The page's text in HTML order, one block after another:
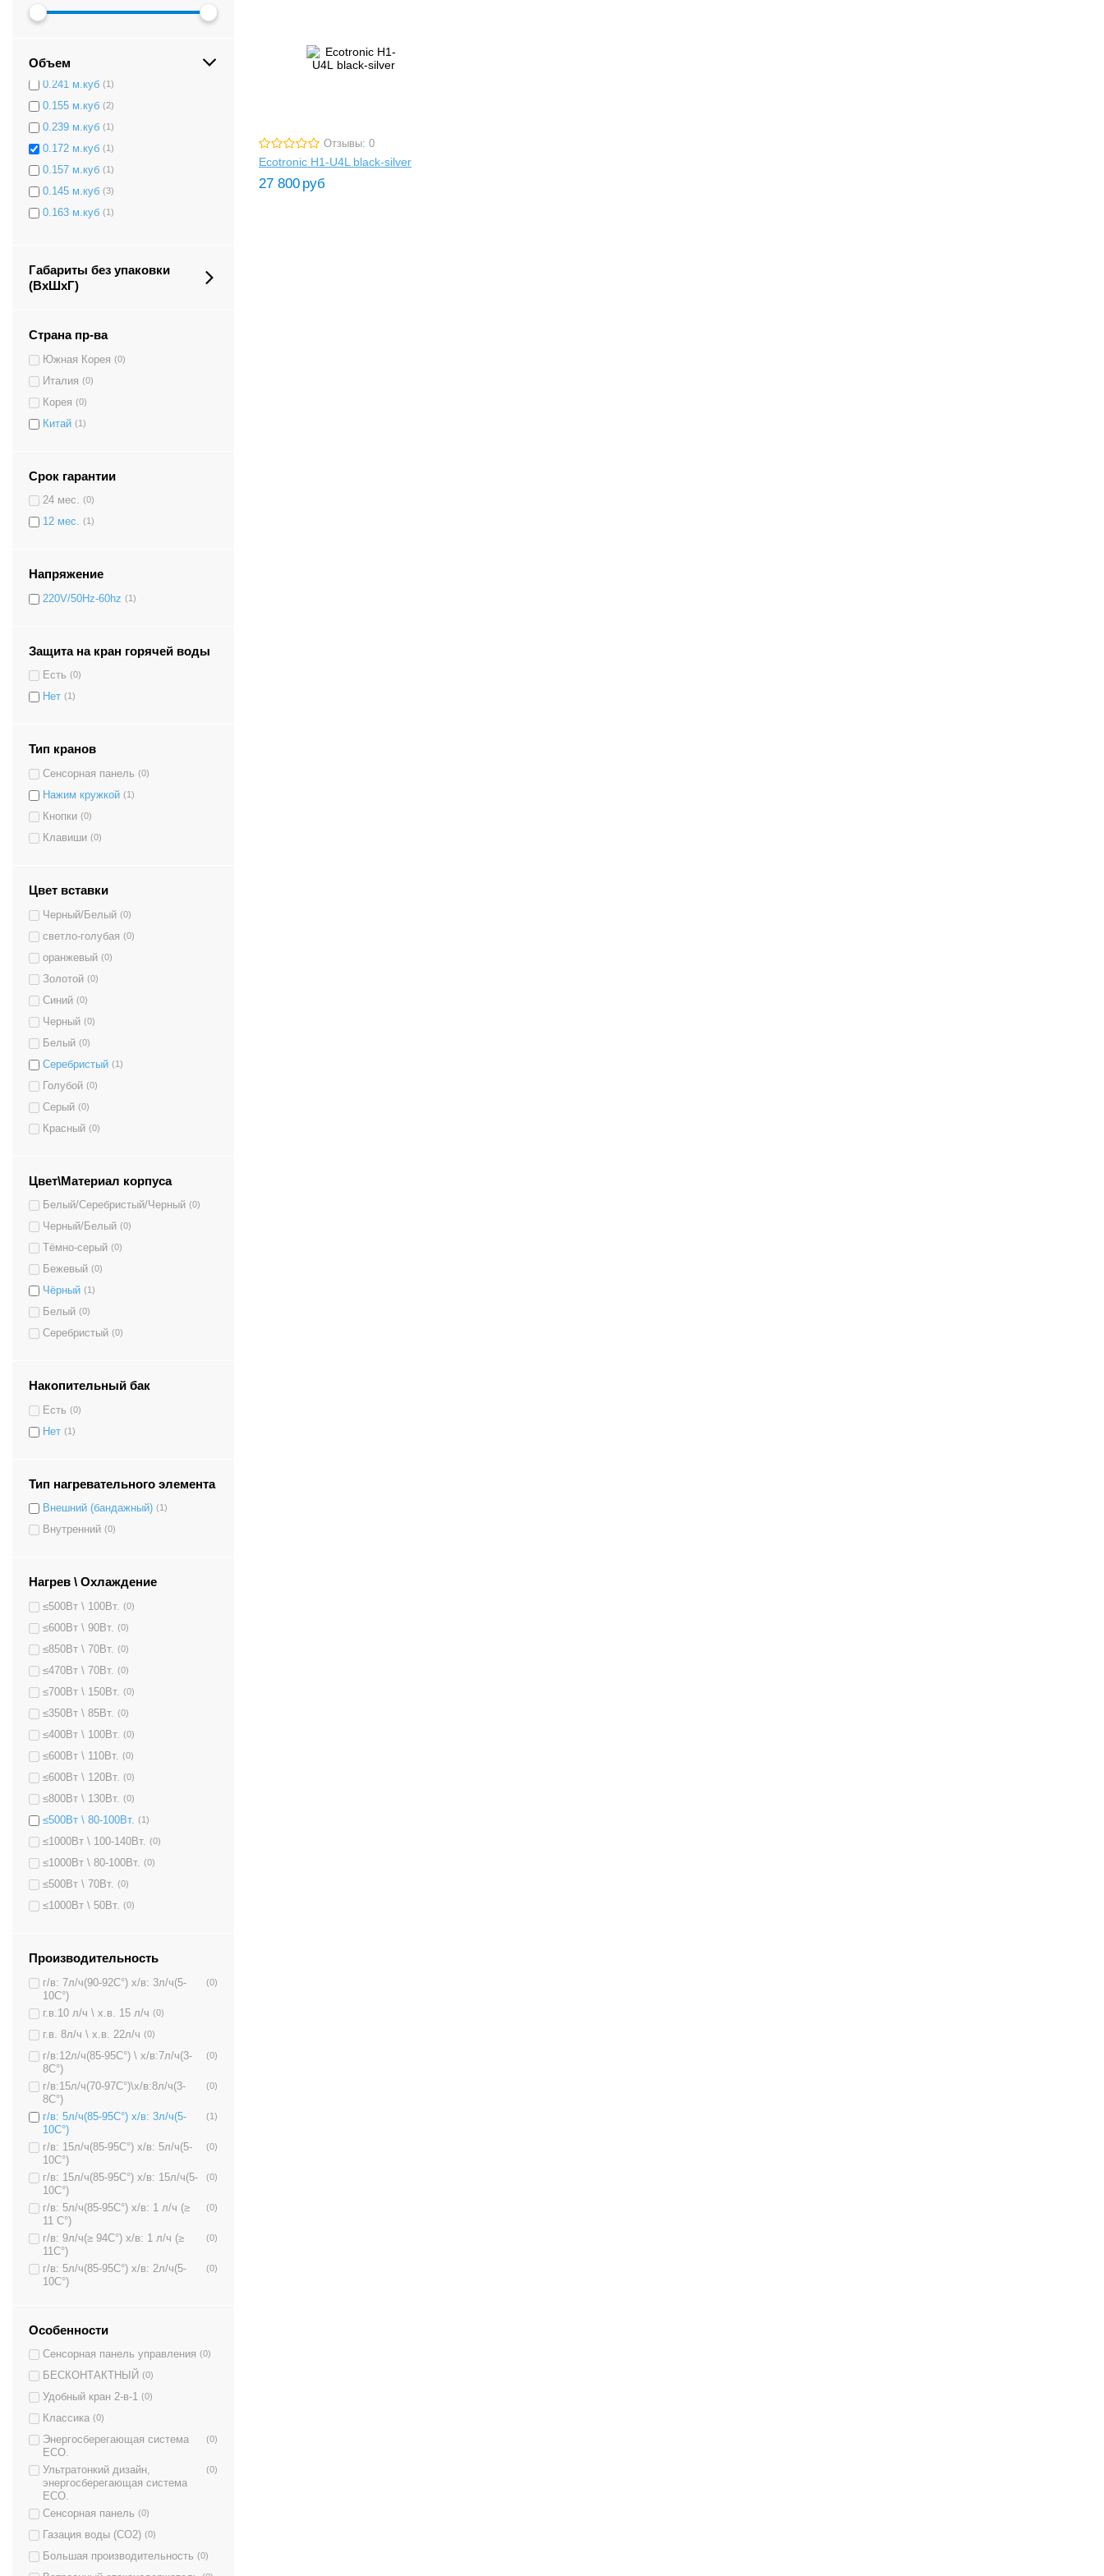
Объем
нет данных
0.238 м.куб
0.241 м.куб (1)
0.155 м.куб (2)
0.239 м.куб (1)
0.172 м.куб (1)
0.157 м.куб (1)
0.145 м.куб (3)
0.163 м.куб (1)
0.111 м.куб (12)
Габариты без упаковки
(ВxШxГ)
Страна пр-ва
Южная Корея (0)
Италия (0)
Корея (0)
Китай (1)
Срок гарантии
24 мес. (0)
12 мес. (1)
Напряжение
220V/50Hz-60hz (1)
Защита на кран горячей воды
Есть (0)
Нет (1)
Тип кранов
Сенсорная панель (0)
Нажим кружкой (1)
Кнопки (0)
Клавиши (0)
Цвет вставки
Черный/Белый (0)
светло-голубая (0)
оранжевый (0)
Золотой (0)
Синий (0)
Черный (0)
Белый (0)
Серебристый (1)
Голубой (0)
Серый (0)
Красный (0)
Цвет\Материал корпуса
Белый/Серебристый/Черный (0)
Черный/Белый (0)
Тёмно-серый (0)
Бежевый (0)
Чёрный (1)
Белый (0)
Серебристый (0)
Накопительный бак
Есть (0)
Нет (1)
Тип нагревательного элемента
Внешний (бандажный) (1)
Внутренний (0)
Нагрев \ Охлаждение
≤500Вт \ 100Вт. (0)
≤600Вт \ 90Вт. (0)
≤850Вт \ 70Вт. (0)
≤470Вт \ 70Вт. (0)
≤700Вт \ 150Вт. (0)
≤350Вт \ 85Вт. (0)
≤400Вт \ 100Вт. (0)
≤600Вт \ 110Вт. (0)
≤600Вт \ 120Вт. (0)
≤800Вт \ 130Вт. (0)
≤500Вт \ 80-100Вт. (1)
≤1000Вт \ 100-140Вт. (0)
≤1000Вт \ 80-100Вт. (0)
≤500Вт \ 70Вт. (0)
≤1000Вт \ 50Вт. (0)
Производительность
г/в: 7л/ч(90-92C°) х/в: 3л/ч(5-
10C°)
(0)
г.в.10 л/ч \ х.в. 15 л/ч (0)
г.в. 8л/ч \ х.в. 22л/ч (0)
г/в:12л/ч(85-95C°) \ х/в:7л/ч(3-
8C°)
(0)
г/в:15л/ч(70-97C°)\х/в:8л/ч(3-
8C°)
(0)
г/в: 5л/ч(85-95C°) х/в: 3л/ч(5-
10C°)
(1)
г/в: 15л/ч(85-95C°) х/в: 5л/ч(5-
10C°)
(0)
г/в: 15л/ч(85-95C°) х/в: 15л/ч(5-
10C°)
(0)
г/в: 5л/ч(85-95C°) х/в: 1 л/ч (≥
11 C°)
(0)
г/в: 9л/ч(≥ 94C°) х/в: 1 л/ч (≥
11C°)
(0)
г/в: 5л/ч(85-95C°) х/в: 2л/ч(5-
10C°)
(0)
Особенности
Сенсорная панель управления (0)
БЕСКОНТАКТНЫЙ (0)
Удобный кран 2-в-1 (0)
Классика (0)
Энергосберегающая система
ECO.
(0)
Ультратонкий дизайн,
энергосберегающая система
ECO.
(0)
Сенсорная панель (0)
Газация воды (CO2) (0)
Большая производительность (0)
Отзывы: 0
Ecotronic H1-U4L black-silver
27 800 руб